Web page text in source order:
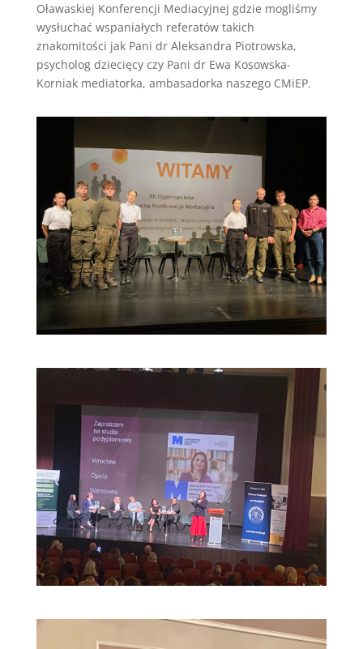
Oławaskiej Konferencji Mediacyjnej gdzie mogliśmy
wysłuchać wspaniałych referatów takich
znakomitości jak Pani dr Aleksandra Piotrowska,
psycholog dziecięcy czy Pani dr Ewa Kosowska-
Korniak mediatorka, ambasadorka naszego CMiEP.